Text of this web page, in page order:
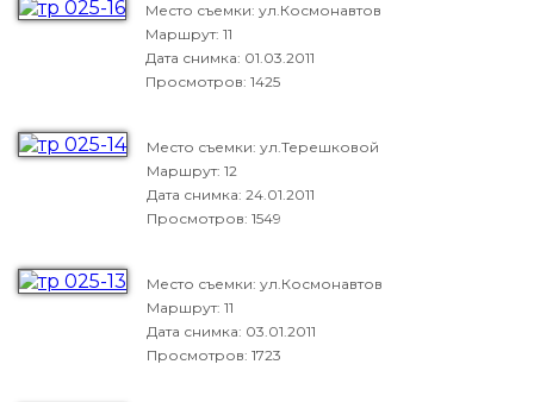
Место съемки: ул.Космонавтов
Маршрут: 11
Дата снимка: 01.03.2011
Просмотров: 1425
Место съемки: ул.Терешковой
Маршрут: 12
Дата снимка: 24.01.2011
Просмотров: 1549
Место съемки: ул.Космонавтов
Маршрут: 11
Дата снимка: 03.01.2011
Просмотров: 1723